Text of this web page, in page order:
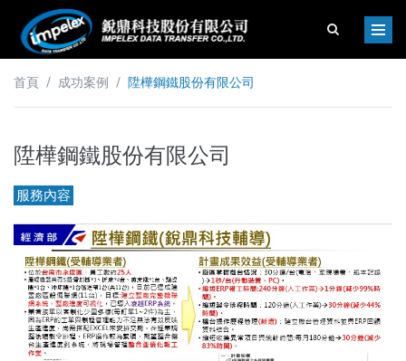
首頁 / 成功案例 / 陞樺鋼鐵股份有限公司
陞樺鋼鐵股份有限公司
服務內容